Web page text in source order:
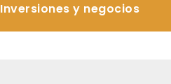
Inversiones y negocios